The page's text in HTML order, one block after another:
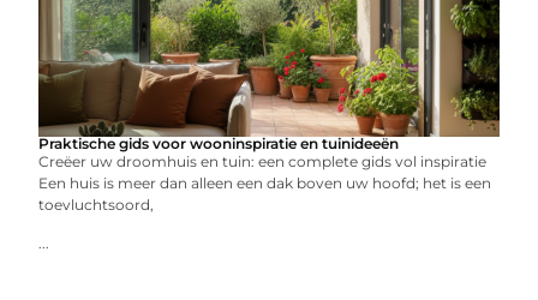
Praktische gids voor wooninspiratie en tuinideeën
Creëer uw droomhuis en tuin: een complete gids vol inspiratie
Een huis is meer dan alleen een dak boven uw hoofd; het is een
toevluchtsoord,
...